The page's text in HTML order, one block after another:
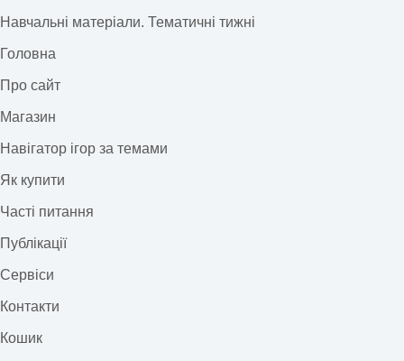
Навчальні матеріали. Тематичні тижні
Головна
Про сайт
Магазин
Навігатор ігор за темами
Як купити
Часті питання
Публікації
Сервіси
Контакти
Кошик